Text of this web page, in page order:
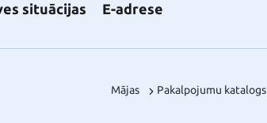
situācijas E-adrese
Mājas Pakalpojumu katalogs